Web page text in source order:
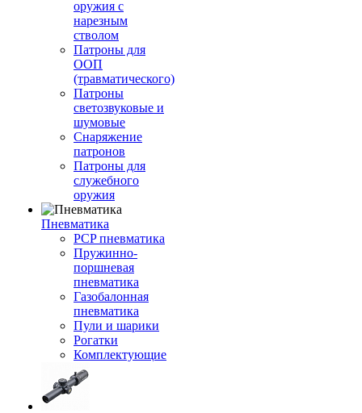
оружия с
нарезным
стволом
Патроны для
ООП
(травматического)
Патроны
светозвуковые и
шумовые
Снаряжение
патронов
Патроны для
служебного
оружия
Пневматика
PCP пневматика
Пружинно-
поршневая
пневматика
Газобалонная
пневматика
Пули и шарики
Рогатки
Комплектующие